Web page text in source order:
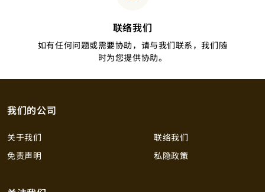
联络我们
如有任何问题或需要协助，请与我们联系，我们随
时为您提供协助。
我们的公司
关于我们
联络我们
免责声明
私隐政策